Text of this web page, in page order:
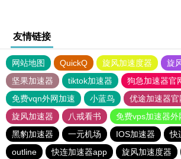
友情链接
网站地图 QuickQ 旋风加速度器 旋
坚果加速器
tiktok加速器
狗急加速器官
免费vqn外网加速
小蓝鸟 优途加速器官
旋风加速器
八戒看书
免费vps加速器外
黑豹加速器
一元机场 IOS加速器
快
outline
快连加速器app 旋风加速度器